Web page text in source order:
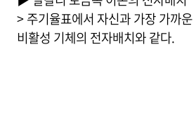
> 주기율표에서 자신과 가장 가까운
비활성 기체의 전자배치와 같다.